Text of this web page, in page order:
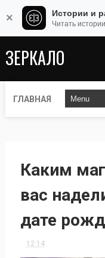
ЗЕРКАЛО
ГЛАВНАЯ
Каким
вас
дате
12:14
× Истории и
Читать